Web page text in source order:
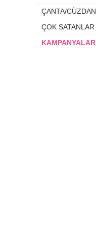
ÇANTA/CÜZDAN
ÇOK SATANLAR
KAMPANYALAR